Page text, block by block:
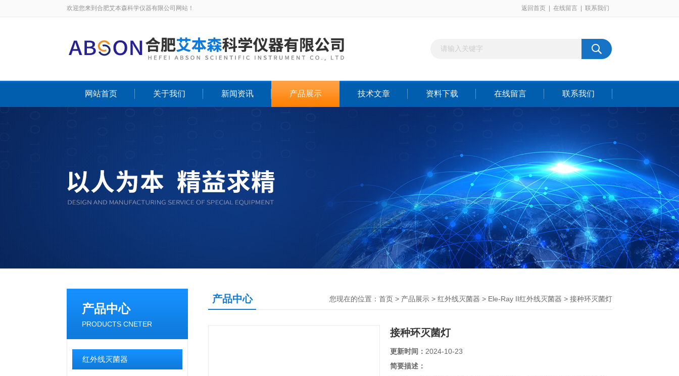
欢迎您来到合肥艾本森科学仪器有限公司网站！ 返回首页 在线留言 联系我们
网站首页 关于我们 新闻资讯 产品展示 技术文章 资料下载 在线留言 联系我们
产品中心
PRODUCTS CNETER
红外线灭菌器
产品中心 您现在的位置： 首页 > 产品展示 > 红外线灭菌器 > Ele-Ray II红外线灭菌器 > 接种环灭菌灯
接种环灭菌灯
更新时间： 2024-10-23
简要描述：